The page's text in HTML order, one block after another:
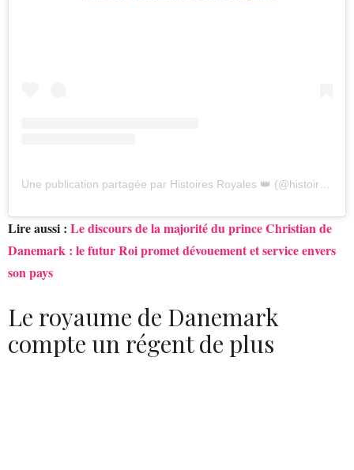
Lire aussi : Le discours de la majorité du prince Christian de
Danemark : le futur Roi promet dévouement et service envers
son pays
Le royaume de Danemark
compte un régent de plus